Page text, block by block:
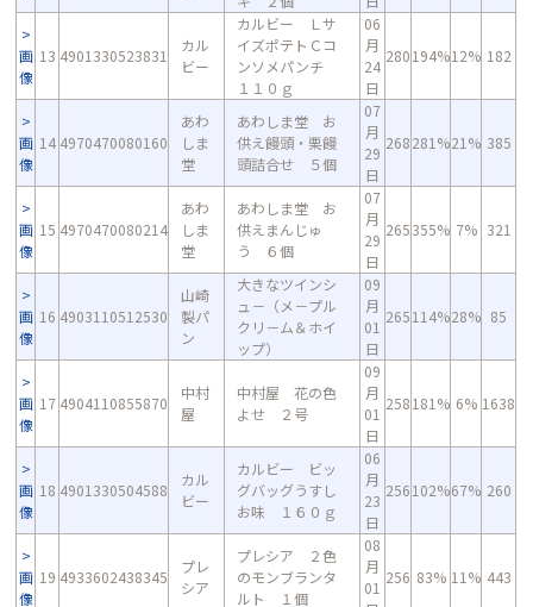
画
像
13 4901330523831
カル
ビー
カルビー Ｌサ
イズポテトＣコ
ンソメパンチ
１１０ｇ
06
月
24
日
280194%12% 182
画
像
14 4970470080160
あわ
しま
堂
あわしま堂 お
供え饅頭・栗饅
頭詰合せ ５個
07
月
29
日
268281%21% 385
画
像
15 4970470080214
あわ
しま
堂
あわしま堂 お
供えまんじゅ
う ６個
07
月
29
日
265355% 7% 321
画
像
16 4903110512530
山崎
製パ
ン
大きなツインシ
ュ－（メ－プル
クリ－ム＆ホイ
ップ）
09
月
01
日
265114%28% 85
画
像
17 4904110855870
中村
屋
中村屋 花の色
よせ ２号
09
月
01
日
258181% 6% 1638
画
像
18 4901330504588
カル
ビー
カルビー ビッ
グバッグうすし
お味 １６０ｇ
06
月
23
日
256102%67% 260
画
像
19 4933602438345
プレ
シア
プレシア ２色
のモンブランタ
ルト １個
08
月
01
256 83% 11% 443